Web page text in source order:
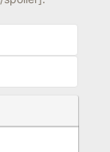
СПОЙЛЕРА